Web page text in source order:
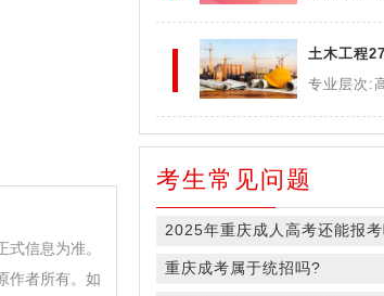
信息为准。
作者所有。如
土木工程
专业层次:
考生常见问题
重庆成考属于统招吗?